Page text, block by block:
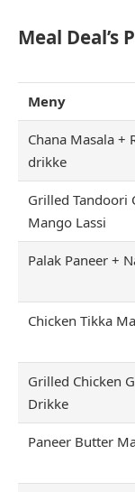
Meal Deal’s
Meny
Chana Masala +
drikke
Grilled Tandoori
Mango Lassi
Palak Paneer +
Chicken Tikka
Grilled Chicken
Drikke
Paneer Butter